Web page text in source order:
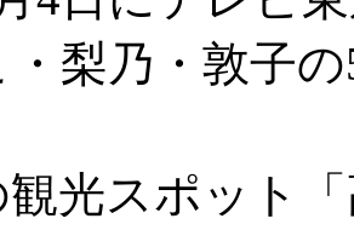
・梨乃・敦子
光スポット